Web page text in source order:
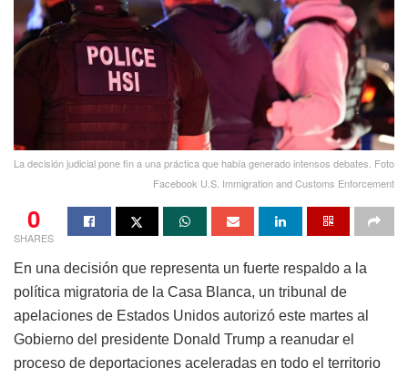
La decisión judicial pone fin a una práctica que había generado intensos debates. Foto
Facebook U.S. Immigration and Customs Enforcement
0
SHARES
En una decisión que representa un fuerte respaldo a la
política migratoria de la Casa Blanca, un tribunal de
apelaciones de Estados Unidos autorizó este martes al
Gobierno del presidente Donald Trump a reanudar el
proceso de deportaciones aceleradas en todo el territorio